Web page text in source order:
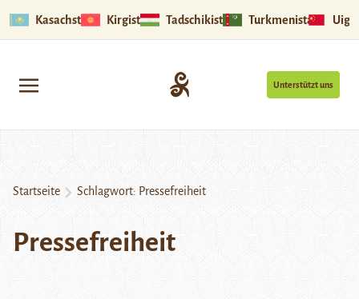
Kasachstan Kirgistan Tadschikistan Turkmenistan
Unterstützt uns
Startseite Schlagwort: Pressefreiheit
Pressefreiheit